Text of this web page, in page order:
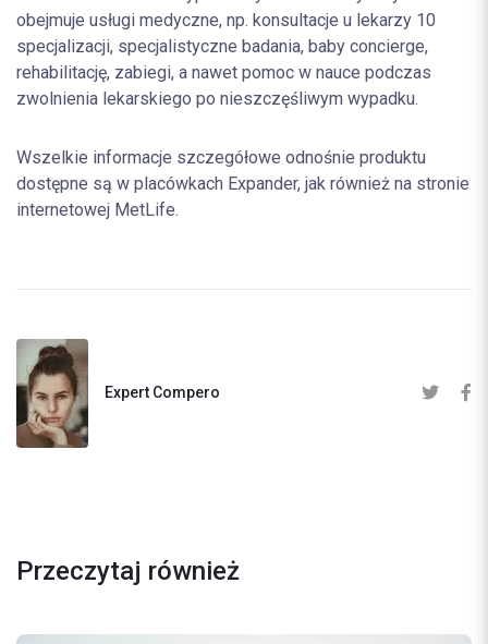
obejmuje usługi medyczne, np. konsultacje u lekarzy 10
specjalizacji, specjalistyczne badania, baby concierge,
rehabilitację, zabiegi, a nawet pomoc w nauce podczas
zwolnienia lekarskiego po nieszczęśliwym wypadku.
Wszelkie informacje szczegółowe odnośnie produktu
dostępne są w placówkach Expander, jak również na stronie
internetowej MetLife.
Expert Compero
Przeczytaj również